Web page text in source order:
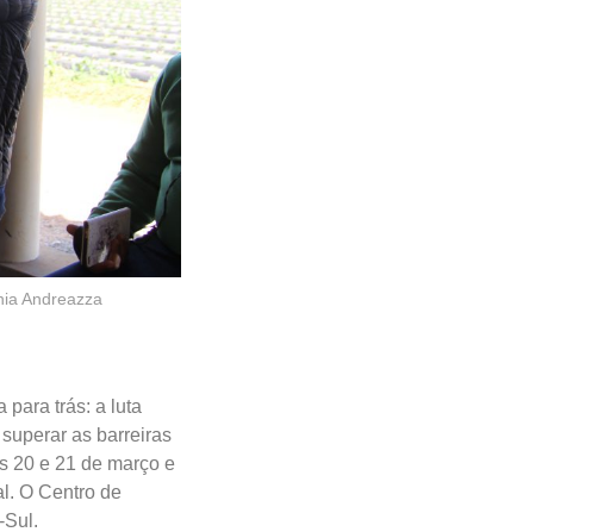
Andreazza
para trás: a luta
as barreiras
20 e 21 de março e
O Centro de
Sul.